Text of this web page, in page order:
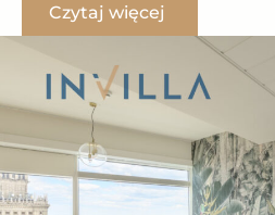
o powierzchni 101 m²,
prestiżowego wieżowca Złota
rozpoznawalnych i
Najważniejsze
Czytaj więcej